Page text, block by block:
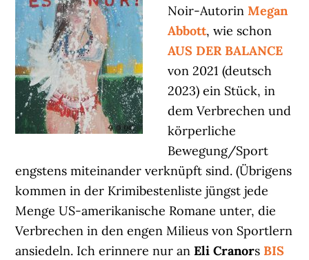
Noir-AutorinMegan
Abbott, wie schon
AUS DER BALANCE
von 2021 (deutsch
2023) ein Stück, in
dem Verbrechen und
körperliche
Bewegung/Sport
engstens miteinander verknüpft sind. (Übrigens
kommen in der Krimibestenliste jüngst jede
Menge US-amerikanische Romane unter, die
Verbrechen in den engen Milieus von Sportlern
ansiedeln. Ich erinnere nur anEli Cranors BIS